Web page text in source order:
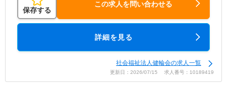
保存する
この求人を問い合わせる
詳細を見る
社会福祉法人健輪会の求人一覧
更新日：2026/07/15 求人番号：10189419